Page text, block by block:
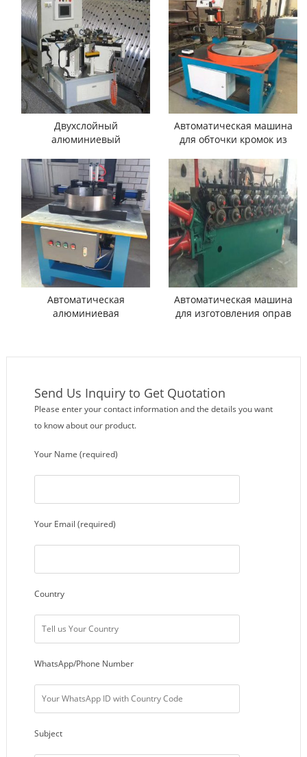
Двухслойный
алюминиевый
обода колеса
Автоматическая машина
для обточки кромок из
Автоматическая
алюминиевая
Автоматическая машина
для изготовления оправ
Send Us Inquiry to Get Quotation
Please enter your contact information and the details you want
to know about our product.
Your Name (required)
Your Email (required)
Country
WhatsApp/Phone Number
Subject